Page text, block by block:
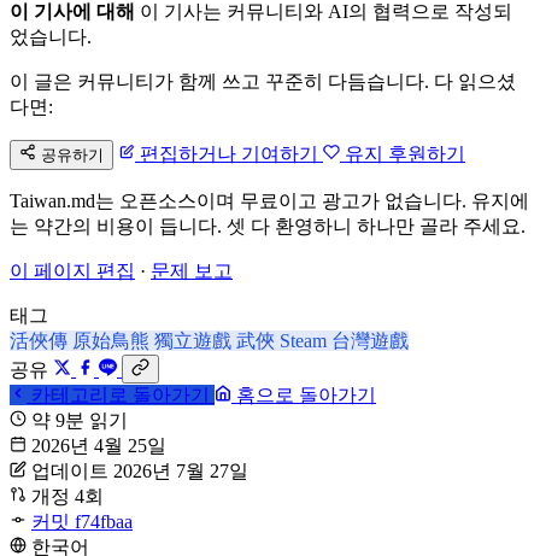
이 기사에 대해 이 기사는 커뮤니티와 AI의 협력으로 작성되
었습니다.
이 글은 커뮤니티가 함께 쓰고 꾸준히 다듬습니다. 다 읽으셨
다면:
공유하기 편집하거나 기여하기 유지 후원하기
Taiwan.md는 오픈소스이며 무료이고 광고가 없습니다. 유지에
는 약간의 비용이 듭니다. 셋 다 환영하니 하나만 골라 주세요.
이 페이지 편집 · 문제 보고
태그
活俠傳 原始鳥熊 獨立遊戲 武俠 Steam 台灣遊戲
공유
카테고리로 돌아가기
홈으로 돌아가기
약 9분 읽기
2026년 4월 25일
업데이트 2026년 7월 27일
개정 4회
커밋 f74fbaa
한국어